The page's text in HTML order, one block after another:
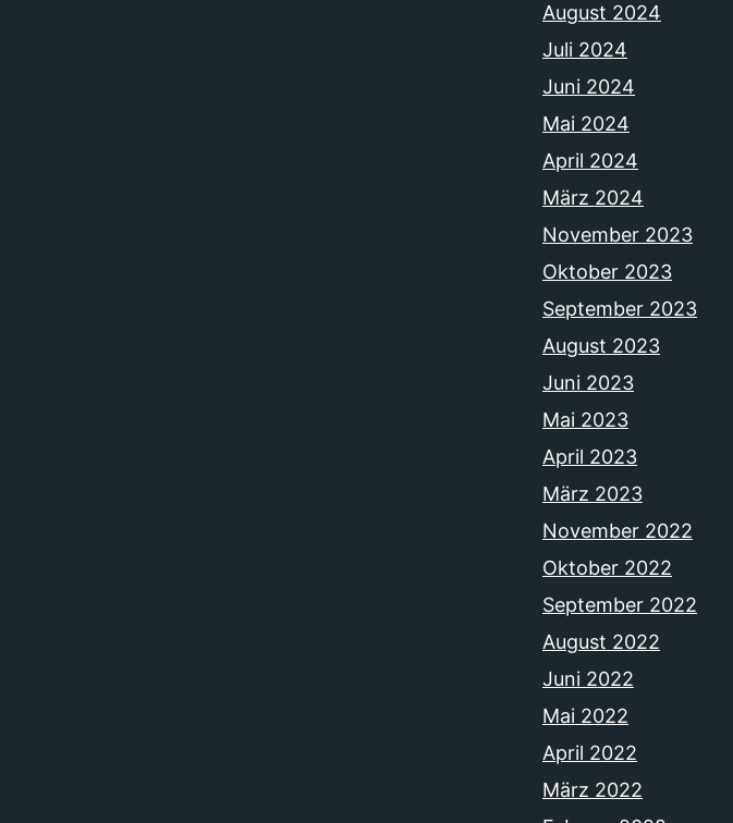
August 2024
Juli 2024
Juni 2024
Mai 2024
April 2024
März 2024
November 2023
Oktober 2023
September 2023
August 2023
Juni 2023
Mai 2023
April 2023
März 2023
November 2022
Oktober 2022
September 2022
August 2022
Juni 2022
Mai 2022
April 2022
März 2022